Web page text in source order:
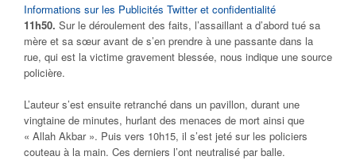
Informations sur les Publicités Twitter et confidentialité
11h50. Sur le déroulement des faits, l’assaillant a d’abord tué sa
mère et sa sœur avant de s’en prendre à une passante dans la
rue, qui est la victime gravement blessée, nous indique une source
policière.
L’auteur s’est ensuite retranché dans un pavillon, durant une
vingtaine de minutes, hurlant des menaces de mort ainsi que
« Allah Akbar ». Puis vers 10h15, il s’est jeté sur les policiers
couteau à la main. Ces derniers l’ont neutralisé par balle.